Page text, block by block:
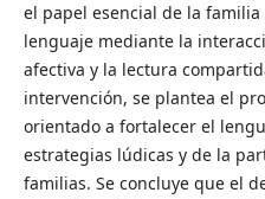
el papel esencial de la
lenguaje mediante la
afectiva y la lectura
intervención, se plantea el
orientado a fortalecer el
estrategias lúdicas y de la
familias. Se concluye que el